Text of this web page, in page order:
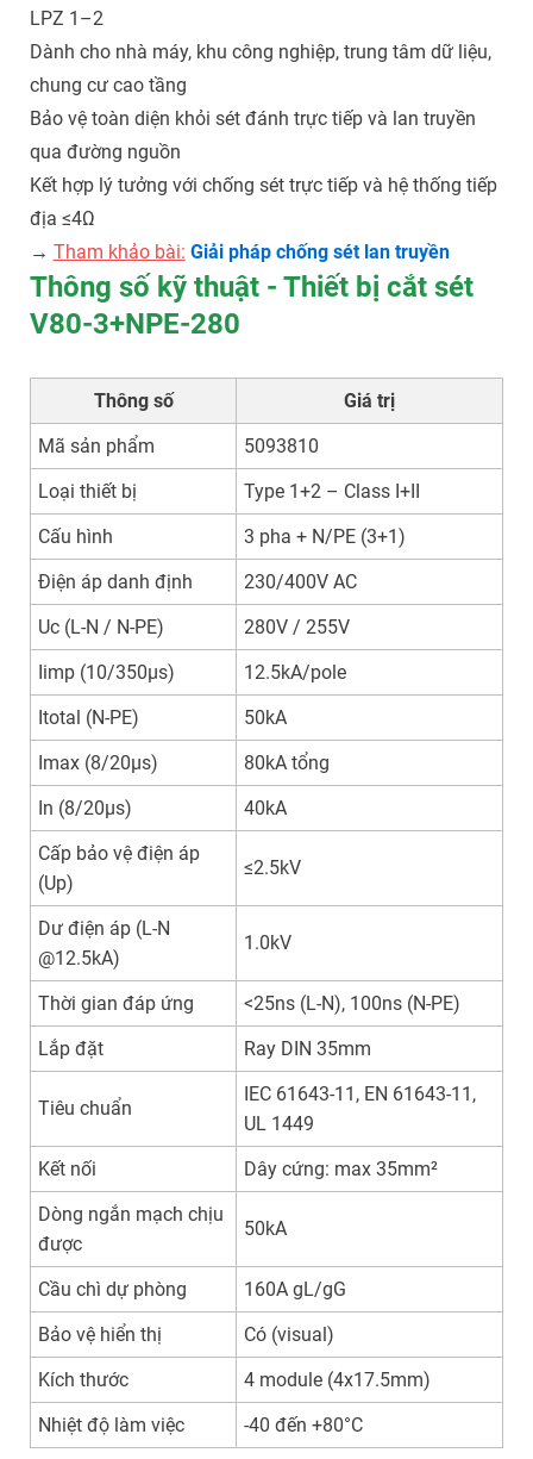
LPZ 1–2
Dành cho nhà máy, khu công nghiệp, trung tâm dữ liệu,
chung cư cao tầng
Bảo vệ toàn diện khỏi sét đánh trực tiếp và lan truyền
qua đường nguồn
Kết hợp lý tưởng với chống sét trực tiếp và hệ thống tiếp
địa ≤4Ω
→ Tham khảo bài: Giải pháp chống sét lan truyền
Thông số kỹ thuật - Thiết bị cắt sét
V80-3+NPE-280
Thông số
Giá trị
Mã sản phẩm
5093810
Loại thiết bị
Type 1+2 – Class I+II
Cấu hình
3 pha + N/PE (3+1)
Điện áp danh định
230/400V AC
Uc (L-N / N-PE)
280V / 255V
Iimp (10/350µs)
12.5kA/pole
Itotal (N-PE)
50kA
Imax (8/20µs)
80kA tổng
In (8/20µs)
40kA
Cấp bảo vệ điện áp
(Up)
≤2.5kV
Dư điện áp (L-N
@12.5kA)
1.0kV
Thời gian đáp ứng
<25ns (L-N), 100ns (N-PE)
Lắp đặt
Ray DIN 35mm
Tiêu chuẩn
IEC 61643-11, EN 61643-11,
UL 1449
Kết nối
Dây cứng: max 35mm²
Dòng ngắn mạch chịu
được
50kA
Cầu chì dự phòng
160A gL/gG
Bảo vệ hiển thị
Có (visual)
Kích thước
4 module (4x17.5mm)
Nhiệt độ làm việc
-40 đến +80°C